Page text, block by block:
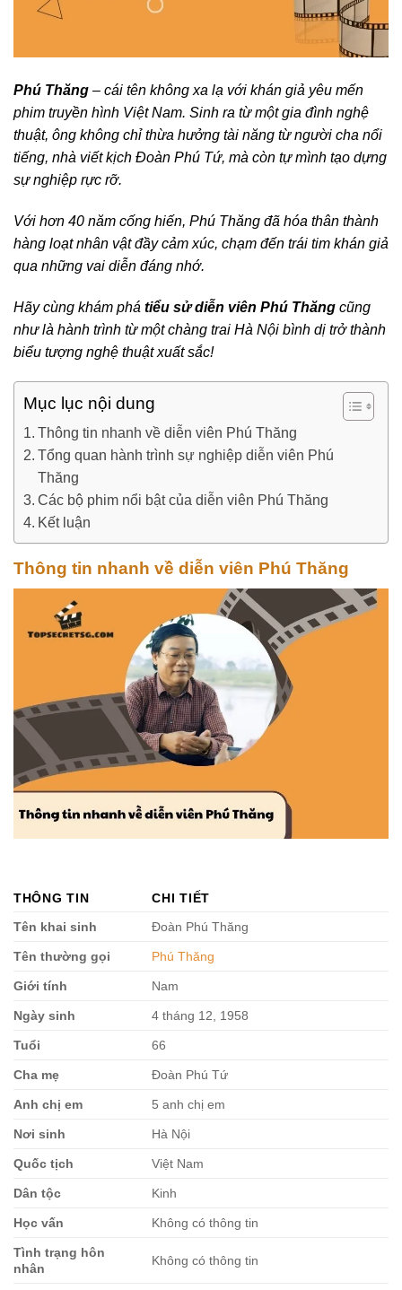
Phú Thăng – cái tên không xa lạ với khán giả yêu mến
phim truyền hình Việt Nam. Sinh ra từ một gia đình nghệ
thuật, ông không chỉ thừa hưởng tài năng từ người cha nổi
tiếng, nhà viết kịch Đoàn Phú Tứ, mà còn tự mình tạo dựng
sự nghiệp rực rỡ.
Với hơn 40 năm cống hiến, Phú Thăng đã hóa thân thành
hàng loạt nhân vật đầy cảm xúc, chạm đến trái tim khán giả
qua những vai diễn đáng nhớ.
Hãy cùng khám phá tiểu sử diễn viên Phú Thăng cũng
như là hành trình từ một chàng trai Hà Nội bình dị trở thành
biểu tượng nghệ thuật xuất sắc!
Mục lục nội dung
Thông tin nhanh về diễn viên Phú Thăng
Tổng quan hành trình sự nghiệp diễn viên Phú
Thăng
Các bộ phim nổi bật của diễn viên Phú Thăng
Kết luận
Thông tin nhanh về diễn viên Phú Thăng
THÔNG TIN
CHI TIẾT
Tên khai sinh
Đoàn Phú Thăng
Tên thường gọi Phú Thăng
Giới tính Nam
Ngày sinh 4 tháng 12, 1958
Tuổi 66
Cha mẹ Đoàn Phú Tứ
Anh chị em 5 anh chị em
Nơi sinh Hà Nội
Quốc tịch Việt Nam
Dân tộc Kinh
Học vấn Không có thông tin
Tình trạng hôn
nhân
Không có thông tin